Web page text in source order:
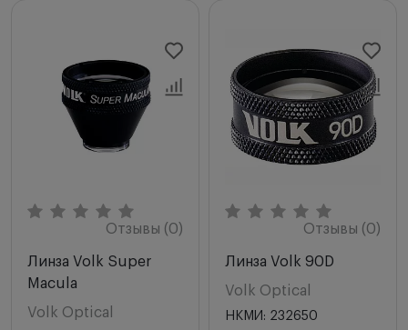
Отзывы (0)
Линза Volk Super
Macula
Volk Optical
Отзывы (0)
Линза Volk 90D
Volk Optical
НКМИ: 232650